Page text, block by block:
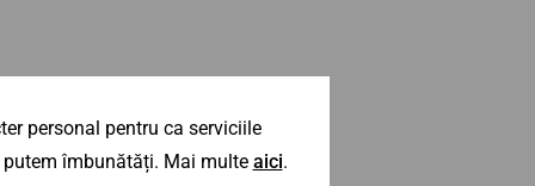
personal pentru ca serviciile
îmbunătăți. Mai multe aici.